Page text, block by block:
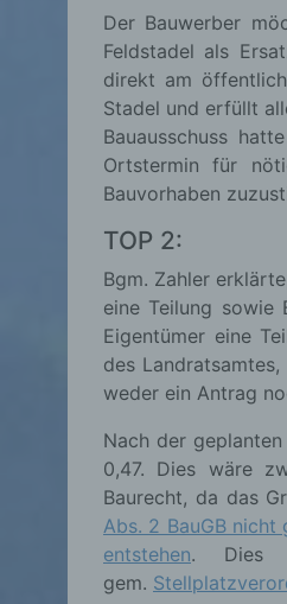
Der Bauwerber
Feldstadel als
direkt am
Stadel und erfüllt
Bauausschuss
Ortstermin für
Bauvorhaben
TOP 2:
Bgm. Zahler
eine Teilung sowie
Eigentümer eine
des
weder ein Antrag
Nach der
0,47. Dies wäre
Baurecht, da das
Abs. 2 BauGB nicht
entstehen. Dies
gem.